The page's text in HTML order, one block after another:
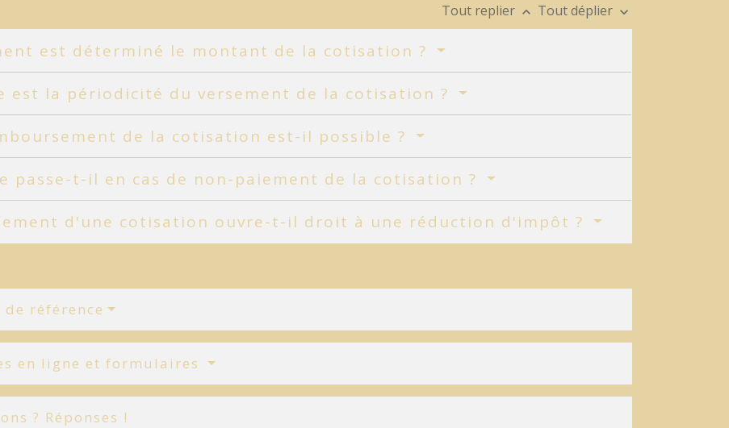
Tout replier keyboard_arrow_up Tout déplier keyboard_arrow_down
est déterminé le montant de la cotisation ?
est la périodicité du versement de la cotisation ?
de la cotisation est-il possible ?
passe-t-il en cas de non-paiement de la cotisation ?
d'une cotisation ouvre-t-il droit à une réduction d'impôt ?
de référence
en ligne et formulaires
? Réponses !